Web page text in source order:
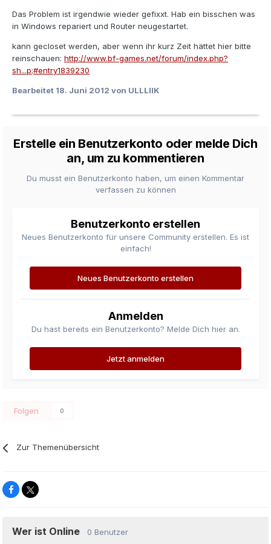
Das Problem ist irgendwie wieder gefixxt. Hab ein bisschen was
in Windows repariert und Router neugestartet.
kann gecloset werden, aber wenn ihr kurz Zeit hättet hier bitte
reinschauen: http://www.bf-games.net/forum/index.php?
sh...p;#entry1839230
Bearbeitet 18. Juni 2012 von ULLLIIK
Erstelle ein Benutzerkonto oder melde Dich
an, um zu kommentieren
Du musst ein Benutzerkonto haben, um einen Kommentar
verfassen zu können
Benutzerkonto erstellen
Neues Benutzerkonto für unsere Community erstellen. Es ist
einfach!
Neues Benutzerkonto erstellen
Anmelden
Du hast bereits ein Benutzerkonto? Melde Dich hier an.
Jetzt anmelden
Folgen 0
Zur Themenübersicht
Wer ist Online 0 Benutzer